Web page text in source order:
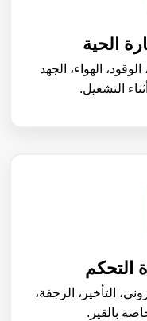
الحية
الهواء، الجهد
التشغيل.
التحكم
التأخير، الرجفة،
بالقير.